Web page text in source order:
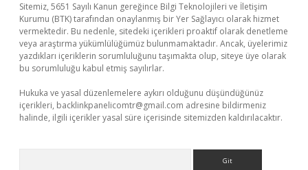
Sitemiz, 5651 Sayılı Kanun gereğince Bilgi Teknolojileri ve İletişim
Kurumu (BTK) tarafından onaylanmış bir Yer Sağlayıcı olarak hizmet
vermektedir. Bu nedenle, sitedeki içerikleri proaktif olarak denetleme
veya araştırma yükümlülüğümüz bulunmamaktadır. Ancak, üyelerimiz
yazdıkları içeriklerin sorumluluğunu taşımakta olup, siteye üye olarak
bu sorumluluğu kabul etmiş sayılırlar.
Hukuka ve yasal düzenlemelere aykırı olduğunu düşündüğünüz
içerikleri, backlinkpanelicomtr@gmail.com adresine bildirmeniz
halinde, ilgili içerikler yasal süre içerisinde sitemizden kaldırılacaktır.